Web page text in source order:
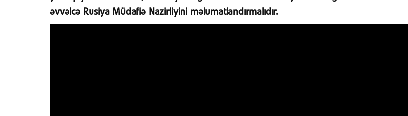
əvvəlcə Rusiya Müdafiə Nazirliyini məlumatlandırmalıdır.